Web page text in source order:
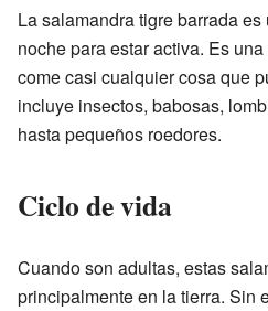
La salamandra tigre barrada
noche para estar activa. Es
come casi cualquier cosa que
incluye insectos, babosas,
hasta pequeños roedores.
Ciclo de vida
Cuando son adultas, estas
principalmente en la tierra. Sin